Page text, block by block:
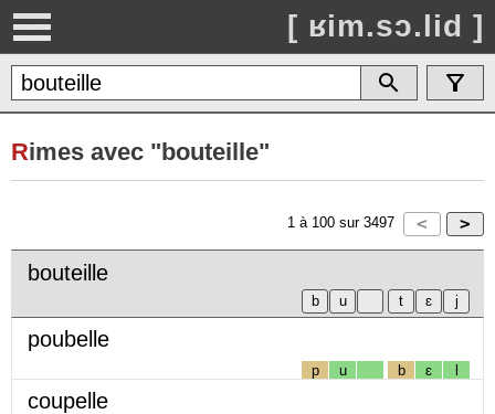
[ ʁim.sɔ.lid ]
Rimes avec "bouteille"
1 à 100 sur 3497
bouteille
poubelle
p u b ɛ l
coupelle